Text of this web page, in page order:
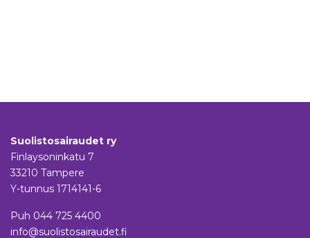
Suolistosairaudet ry
Finlaysoninkatu 7
33210 Tampere
Y-tunnus 1714141-6
Puh 044 725 4400
info@suolistosairaudet.fi